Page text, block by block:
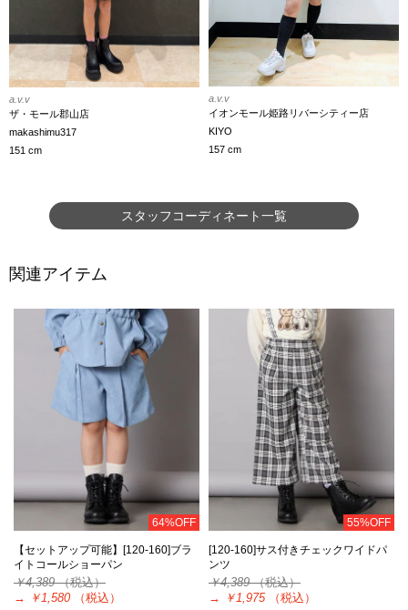
a.v.v
ザ・モール郡山店
makashimu317
151 cm
a.v.v
イオンモール姫路リバーシティー店
KIYO
157 cm
スタッフコーディネート一覧
関連アイテム
64%OFF
【セットアップ可能】[120-160]ブラ
イトコールショーパン
￥4,389（税込）
→
￥1,580 （税込）
55%OFF
[120-160]サス付きチェックワイドパ
ンツ
￥4,389（税込）
→
￥1,975 （税込）